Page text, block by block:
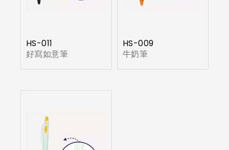
HS-011
好寫如意筆
HS-009
牛奶筆